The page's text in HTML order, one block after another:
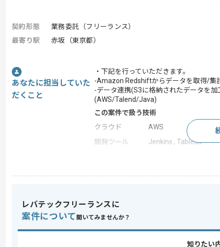
契約形態
業務委託（フリーランス）
最寄り駅
赤坂（東京都）
あなたに担当していた
だくこと
・下記を行っていただきます。
-Amazon Redshiftからデータを取得/集
-データ連携(S3に格納されたデータを
(AWS/Talend/Java)
この案件で扱う技術
クラウド
AWS
開発ツール
Jenkins , Tableau
・SQLの知見/経験
スキルに不安がある方へ
上記に似た経験やスキルをお持ちであれば申
レバテックフリーランスに
案件について 聞いてみませんか？
知りたい